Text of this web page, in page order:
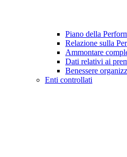
Piano della
Relazione sulla
Ammontare
Dati relativi ai
Benessere
Enti controllati